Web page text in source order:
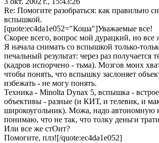
Re: Помогите разобраться: как правильно
вспышкой.
[quote:ec4da1e052="Коша"]Уважаемые все!
Скорее всего, вопрос мой дурацкий, но
Я начала снимать со вспышкой только-
печальный результат: через раз получается
(кадров испорчено - тьма). Мозгов моих
чтобы понять, что вспышку заслоняет
избежать - не могу понять.
Техника - Minolta Dynax 5, вспышка -
объективы - разные (и КИТ, и телевик, и
широкоугольник). Можа, надо автономную
понимаю, что не так, что толку деньги
Или все же стОит?
Помогите, плз![/quote:ec4da1e052]